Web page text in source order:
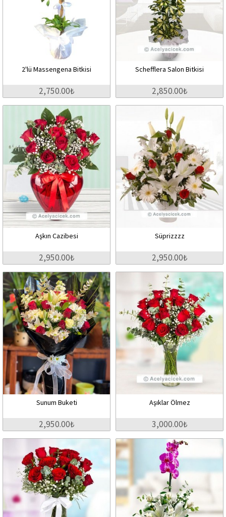
2'lü Massengena Bitkisi
2,750.00₺
Schefflera Salon Bitkisi
2,850.00₺
Aşkın Cazibesi
2,950.00₺
Süprizzzz
2,950.00₺
Sunum Buketi
2,950.00₺
Aşıklar Ölmez
3,000.00₺